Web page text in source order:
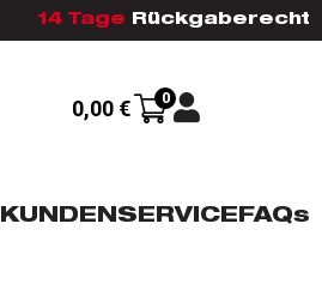
14 Tage Rückgaberecht
0,00 € 0
KUNDENSERVICEFAQs